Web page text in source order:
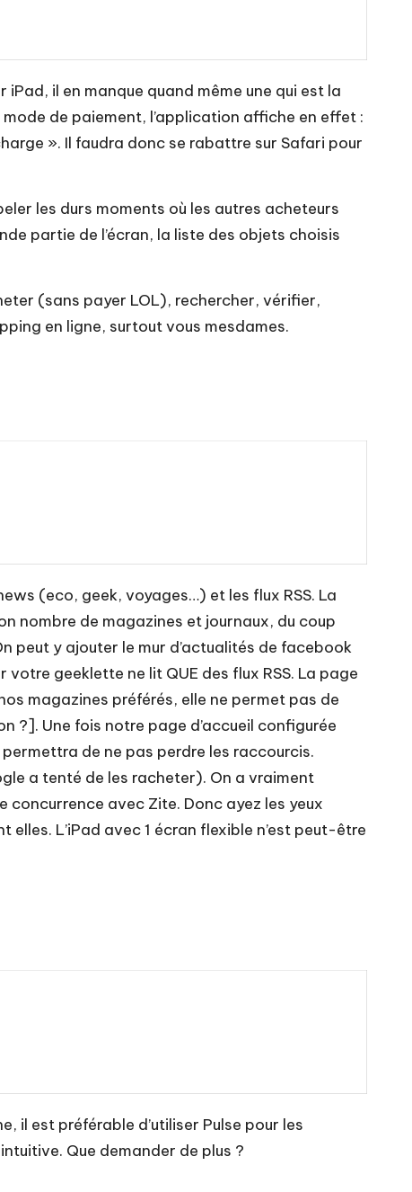
il en manque quand même une qui est la
de paiement, l’application affiche en effet :
». Il faudra donc se rabattre sur Safari pour
les durs moments où les autres acheteurs
partie de l’écran, la liste des objets choisis
(sans payer LOL), rechercher, vérifier,
en ligne, surtout vous mesdames.
(eco, geek, voyages…) et les flux RSS. La
nombre de magazines et journaux, du coup
peut y ajouter le mur d’actualités de facebook
geeklette ne lit QUE des flux RSS. La page
magazines préférés, elle ne permet pas de
?]. Une fois notre page d’accueil configurée
de ne pas perdre les raccourcis.
a tenté de les racheter). On a vraiment
concurrence avec Zite. Donc ayez les yeux
L’iPad avec 1 écran flexible n’est peut-être
il est préférable d’utiliser Pulse pour les
Que demander de plus ?